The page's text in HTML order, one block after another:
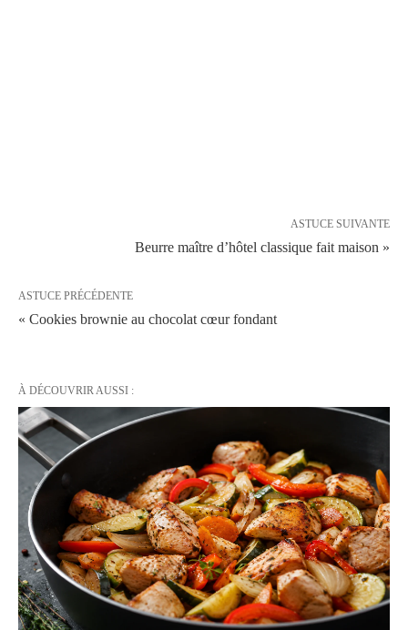
ASTUCE SUIVANTE
Beurre maître d’hôtel classique fait maison »
ASTUCE PRÉCÉDENTE
« Cookies brownie au chocolat cœur fondant
À DÉCOUVRIR AUSSI :